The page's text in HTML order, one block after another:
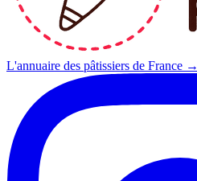
L'annuaire des pâtissiers de France →